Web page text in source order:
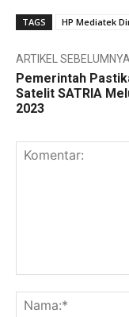
TAGS HP Mediatek
ARTIKEL SEBELUMNYA
Pemerintah
Satelit SATRIA
2023